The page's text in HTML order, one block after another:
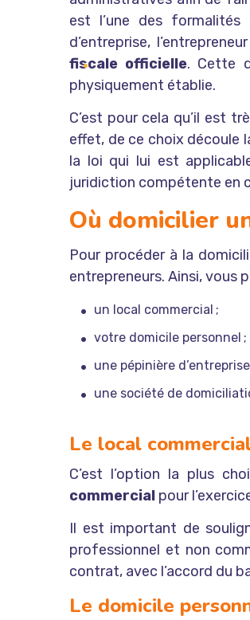
est l’une des formalités
d’entreprise,
fiscale officielle. Cette
physiquement établie.
C’est pour cela qu’il est
effet, de ce choix découle
la loi qui lui est
juridiction compétente en
Où domicilier
Pour procéder à la
entrepreneurs. Ainsi, vous
un local commercial ;
votre domicile personnel ;
une pépinière
une société de
Le local
C’est l’option la plus
commercial pour
Il est important de
professionnel et non
contrat, avec l’accord du
Le domicile